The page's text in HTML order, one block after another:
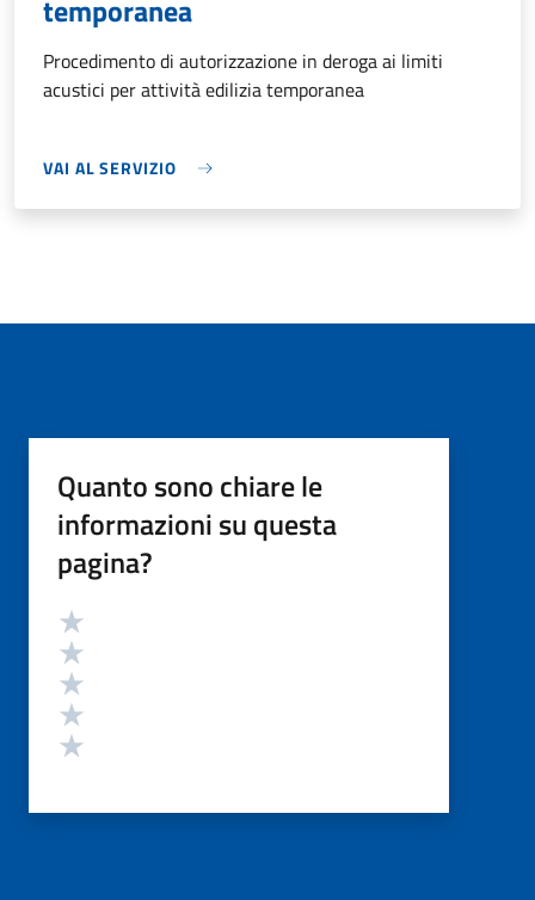
temporanea
Procedimento di autorizzazione in deroga ai limiti
acustici per attività edilizia temporanea
VAI AL SERVIZIO
Quanto sono chiare le
informazioni su questa
pagina?
Valutazione